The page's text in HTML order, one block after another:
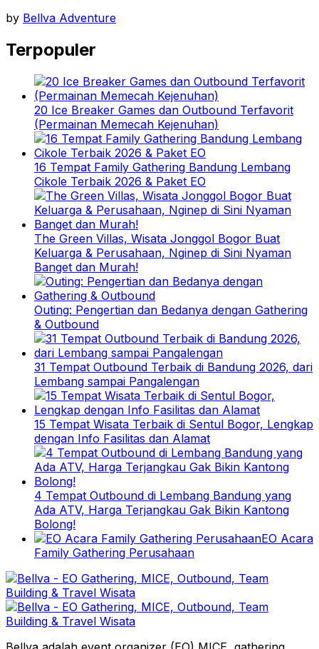
by Bellva Adventure
Terpopuler
20 Ice Breaker Games dan Outbound Terfavorit
(Permainan Memecah Kejenuhan)
16 Tempat Family Gathering Bandung Lembang
Cikole Terbaik 2026 & Paket EO
The Green Villas, Wisata Jonggol Bogor Buat
Keluarga & Perusahaan, Nginep di Sini Nyaman
Banget dan Murah!
Outing: Pengertian dan Bedanya dengan Gathering
& Outbound
31 Tempat Outbound Terbaik di Bandung 2026, dari
Lembang sampai Pangalengan
15 Tempat Wisata Terbaik di Sentul Bogor, Lengkap
dengan Info Fasilitas dan Alamat
4 Tempat Outbound di Lembang Bandung yang
Ada ATV, Harga Terjangkau Gak Bikin Kantong
Bolong!
EO Acara
Family Gathering Perusahaan